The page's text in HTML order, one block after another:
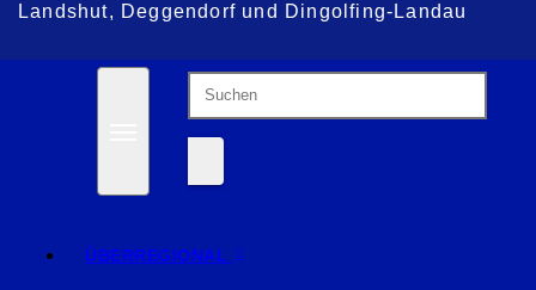
Landshut, Deggendorf und Dingolfing-Landau
ÜBERREGIONAL